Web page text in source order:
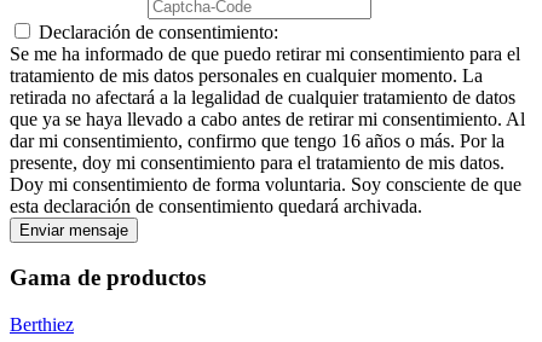
Declaración de consentimiento:
Se me ha informado de que puedo retirar mi consentimiento para el
tratamiento de mis datos personales en cualquier momento. La
retirada no afectará a la legalidad de cualquier tratamiento de datos
que ya se haya llevado a cabo antes de retirar mi consentimiento. Al
dar mi consentimiento, confirmo que tengo 16 años o más. Por la
presente, doy mi consentimiento para el tratamiento de mis datos.
Doy mi consentimiento de forma voluntaria. Soy consciente de que
esta declaración de consentimiento quedará archivada.
Enviar mensaje
Gama de productos
Berthiez